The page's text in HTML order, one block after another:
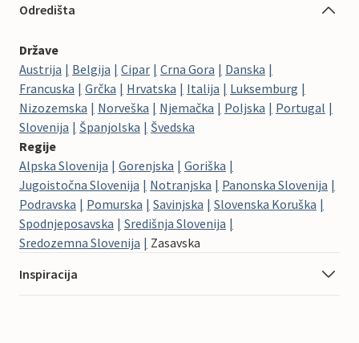
Odredišta
Države
Austrija
Belgija Cipar Crna Gora
Danska
Francuska
Grčka Hrvatska Italija
Luksemburg
Nizozemska
Norveška Njemačka Poljska
Portugal
Slovenija
Španjolska
Švedska
Regije
Alpska Slovenija
Gorenjska
Goriška
Jugoistočna Slovenija
Notranjska
Panonska Slovenija
Podravska
Pomurska Savinjska
Slovenska Koruška
Spodnjeposavska
Središnja Slovenija
Sredozemna Slovenija
Zasavska
Inspiracija